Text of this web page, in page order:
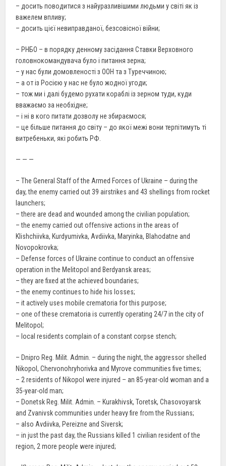
– досить поводитися з найуразливішими людьми у світі як із
важелем впливу;
– досить цієї невиправданої, безсовісної війни;
– РНБО – в порядку денному засідання Ставки Верховного
головнокомандувача було і питання зерна;
– у нас були домовленості з ООН та з Туреччиною;
– а от із Росією у нас не було жодної угоди;
– тож ми і далі будемо рухати кораблі із зерном туди, куди
вважаємо за необхідне;
– і ні в кого питати дозволу не збираємося;
– це більше питання до світу – до якої межі вони терпітимуть ті
витребеньки, які робить РФ.
— — —
– The General Staff of the Armed Forces of Ukraine – during the
day, the enemy carried out 39 airstrikes and 43 shellings from rocket
launchers;
– there are dead and wounded among the civilian population;
– the enemy carried out offensive actions in the areas of
Klishchiivka, Kurdyumivka, Avdiivka, Maryinka, Blahodatne and
Novopokrovka;
– Defense forces of Ukraine continue to conduct an offensive
operation in the Melitopol and Berdyansk areas;
– they are fixed at the achieved boundaries;
– the enemy continues to hide his losses;
– it actively uses mobile crematoria for this purpose;
– one of these crematoria is currently operating 24/7 in the city of
Melitopol;
– local residents complain of a constant corpse stench;
– Dnipro Reg. Milit. Admin. – during the night, the aggressor shelled
Nikopol, Chervonohryhorivka and Myrove communities five times;
– 2 residents of Nikopol were injured – an 85-year-old woman and a
35-year-old man;
– Donetsk Reg. Milit. Admin. – Kurakhivsk, Toretsk, Chasovoyarsk
and Zvanivsk communities under heavy fire from the Russians;
– also Avdiivka, Pereizne and Siversk;
– in just the past day, the Russians killed 1 civilian resident of the
region, 2 more people were injured;